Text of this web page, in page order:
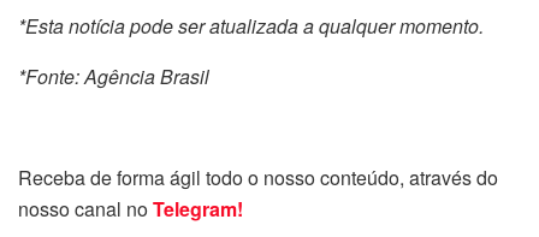
*Esta notícia pode ser atualizada a qualquer momento.
*Fonte: Agência Brasil
Receba de forma ágil todo o nosso conteúdo, através do
nosso canal noTelegram!